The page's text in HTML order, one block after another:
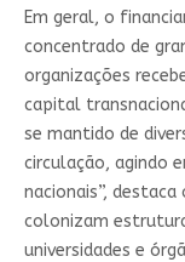
Em geral, o
concentrado de
organizações
capital
se mantido de
circulação, agindo
nacionais”,
colonizam
universidades e